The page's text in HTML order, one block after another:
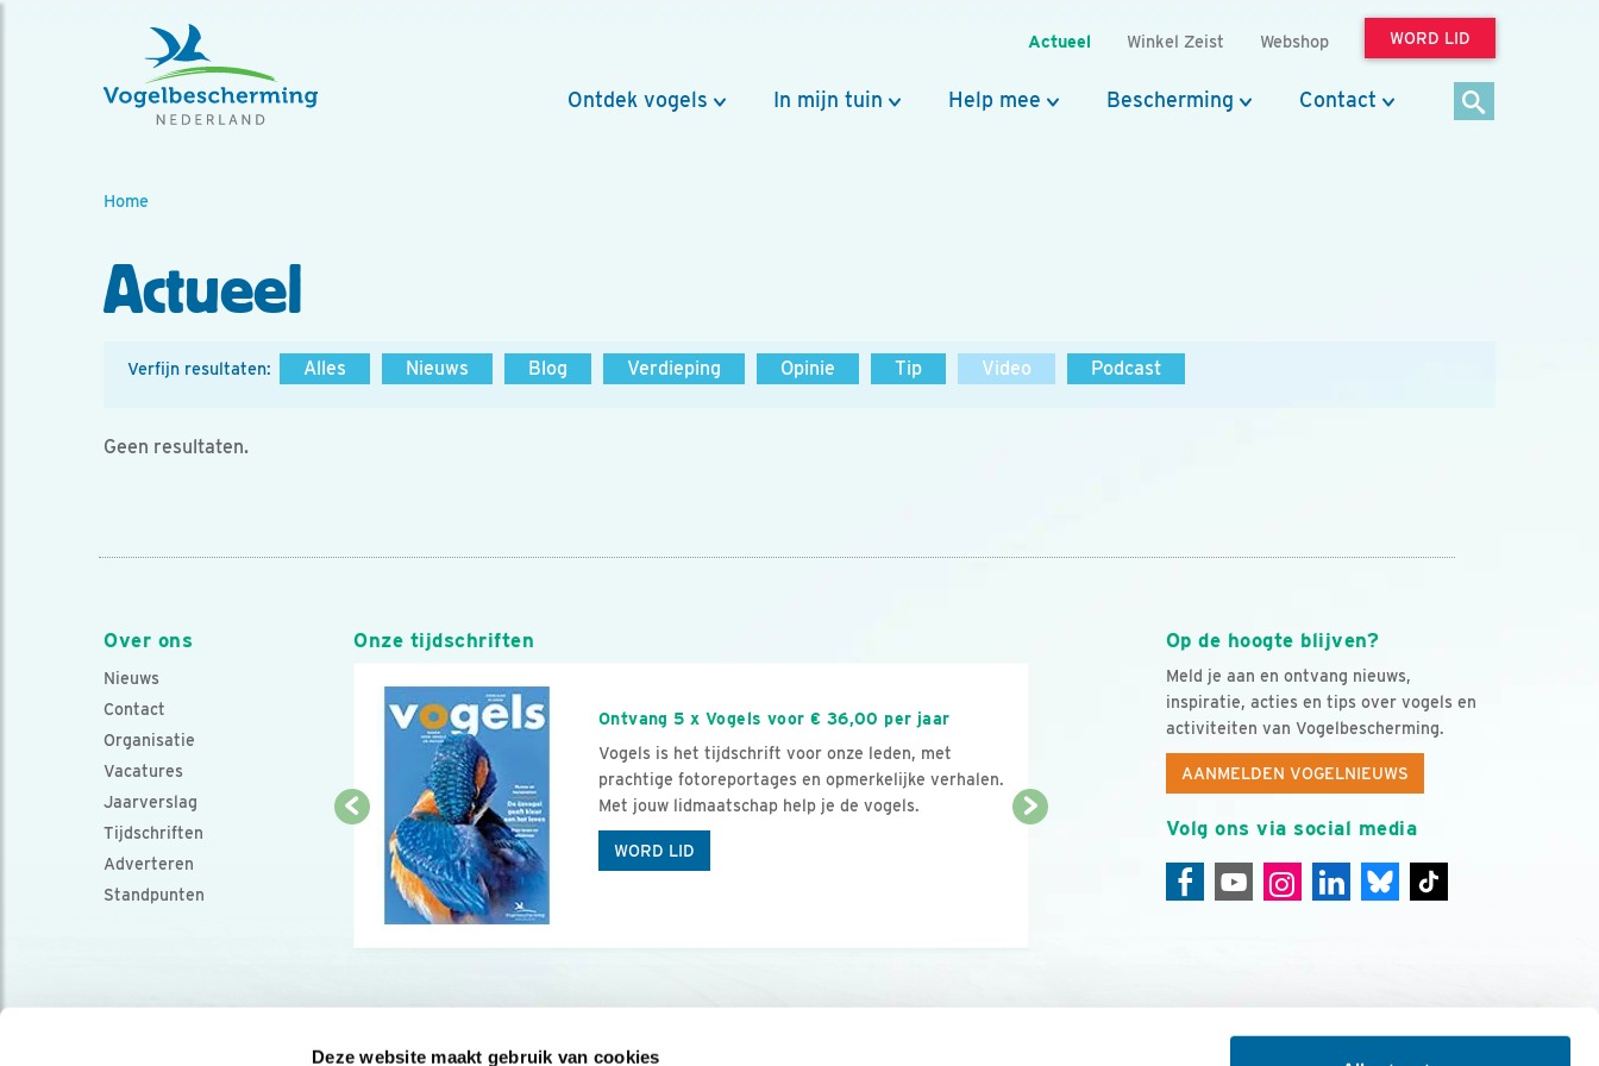
Deze website maakt gebruik van cookies
Actueel Winkel Zeist Webshop WORD LID
Ontdek vogels In mijn tuin Help mee Bescherming Contact
Home
Actueel
Verfijn resultaten: Alles Nieuws Blog Verdieping Opinie Tip Video Podcast
Geen resultaten.
Over ons
Nieuws
Contact
Organisatie
Vacatures
Jaarverslag
Tijdschriften
Adverteren
Standpunten
Op de hoogte blijven?
Meld je aan en ontvang nieuws,
inspiratie, acties en tips over vogels en
activiteiten van Vogelbescherming.
AANMELDEN VOGELNIEUWS
Volg ons via social media
Onze tijdschriften
Ontvang 5 x Vogels voor € 36,00 per jaar
Vogels is het tijdschrift voor onze leden, met
prachtige fotoreportages en opmerkelijke verhalen.
Met jouw lidmaatschap help je de vogels.
WORD LID